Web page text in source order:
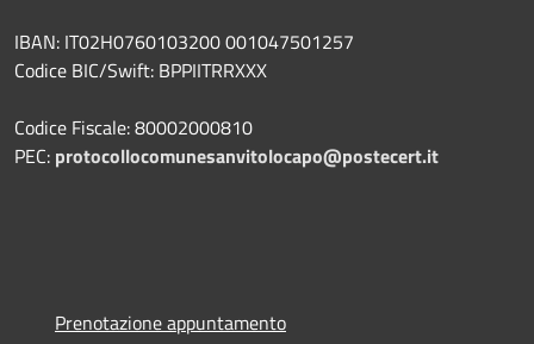
IBAN: IT02H0760103200 001047501257
Codice BIC/Swift: BPPIITRRXXX
Codice Fiscale: 80002000810
PEC: protocollocomunesanvitolocapo@postecert.it
Prenotazione appuntamento